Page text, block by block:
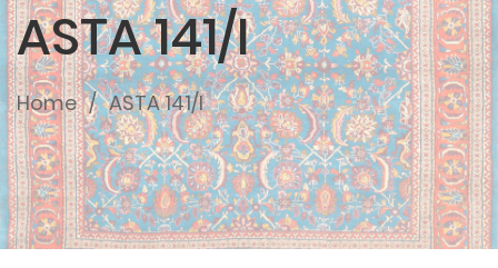
ASTA 141/I
Home ASTA 141/I